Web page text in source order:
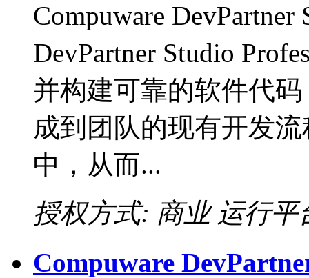
Compuware
DevPartner Studio
并构建可靠的软件代码
成到团队的现有开发
中，从而...
授权方式: 商业 运行平
Compuware